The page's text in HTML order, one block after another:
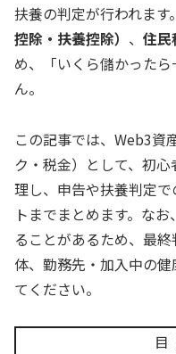
扶養の判定が行われます
控除・扶養控除） 、 住民
め、「いくら儲かった
ん。
この記事では、Web3資
ク・税金）として、初
理し、申告や扶養判定
トまでまとめます。な
ることがあるため、最
体、勤務先・加入中の
てください。